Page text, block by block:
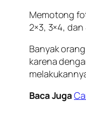
Memotong
2×3, 3×4,
Banyak
karena
Baca Juga